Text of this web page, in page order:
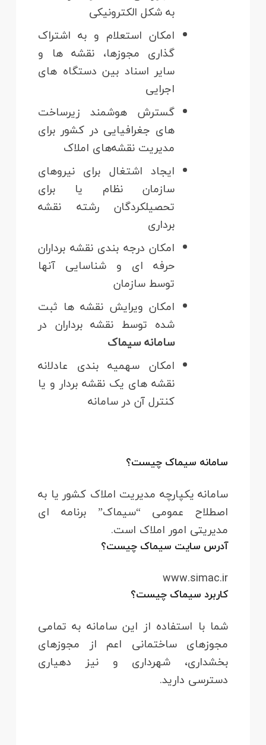
به شکل الکترونیکی
امکان استعلام و به اشتراک
گذاری مجوزها، نقشه ها و
سایر اسناد بین دستگاه های
اجرایی
گسترش هوشمند زیرساخت
های جغرافیایی در کشور برای
مدیریت نقشه‌های املاک
ایجاد اشتغال برای نیروهای
سازمان نظام یا برای
تحصیلکردگان رشته نقشه
برداری
امکان درجه بندی نقشه برداران
حرفه ای و شناسایی آنها
توسط سازمان
امکان ویرایش نقشه ها ثبت
شده توسط نقشه برداران در
سامانه سیماک
امکان سهمیه بندی عادلانه
نقشه های یک نقشه بردار و یا
کنترل آن در سامانه
سامانه سیماک چیست؟
سامانه یکپارچه مدیریت املاک کشور یا به
اصطلاح عمومی “سیماک” برنامه ای
مدیریتی امور املاک است.
آدرس سایت سیماک چیست؟
www.simac.ir
کاربرد سیماک چیست؟
شما با استفاده از این سامانه به تمامی
مجوزهای ساختمانی اعم از مجوزهای
بخشداری‌، شهرداری‌ و نیز دهیاری‌
دسترسی دارید.